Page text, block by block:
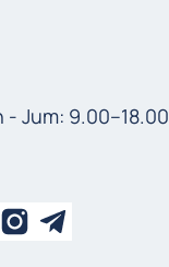
- Jum: 9.00–18.00